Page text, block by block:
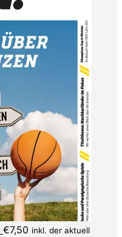
€7,50 inkl. der aktuell